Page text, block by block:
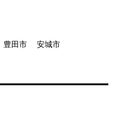
豊田市 安城市